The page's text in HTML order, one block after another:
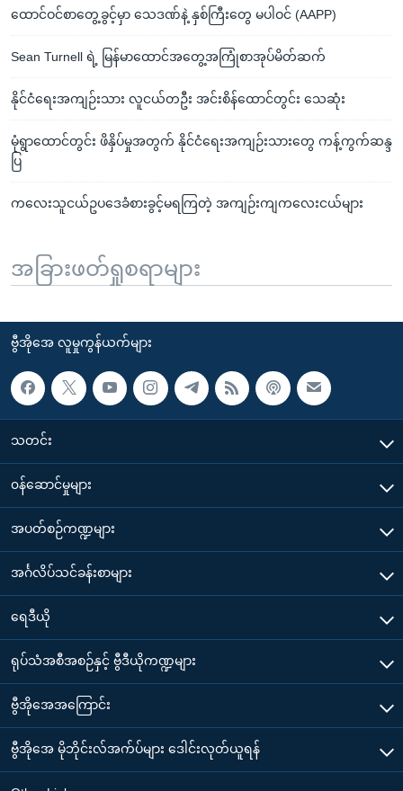
ထောင်ဝင်စာတွေ့ခွင့်မှာ သေဒဏ်နဲ့ နှစ်ကြီးတွေ မပါဝင် (AAPP)
Sean Turnell ရဲ့ မြန်မာထောင်အတွေ့အကြုံစာအုပ်မိတ်ဆက်
နိုင်ငံရေးအကျဉ်းသား လူငယ်တဦး အင်းစိန်ထောင်တွင်း သေဆုံး
မုံရွာထောင်တွင်း ဖိနှိပ်မှုအတွက် နိုင်ငံရေးအကျဉ်းသားတွေ ကန့်ကွက်ဆန္ဒ
ပြ
ကလေးသူငယ်ဥပဒေခံစားခွင့်မရကြတဲ့ အကျဉ်းကျကလေးငယ်များ
အခြားဖတ်ရှုစရာများ
ဗွီအိုအေ လူမှုကွန်ယက်များ
သတင်း
၀န်ဆောင်မှုများ
အပတ်စဉ်ကဏ္ဍများ
အင်္ဂလိပ်သင်ခန်းစာများ
ရေဒီယို
ရုပ်သံအစီအစဉ်နှင့် ဗွီဒီယိုကဏ္ဍများ
ဗွီအိုအေအကြောင်း
ဗွီအိုအေ မိုဘိုင်းလ်အက်ပ်များ ဒေါင်းလုတ်ယူရန်